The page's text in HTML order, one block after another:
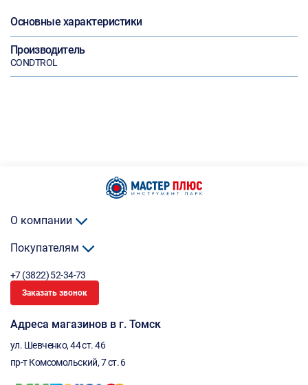
Основные характеристики
Производитель
CONDTROL
О компании
Покупателям
+7 (3822) 52-34-73
Заказать звонок
Адреса магазинов в г. Томск
ул. Шевченко, 44 ст. 46
пр-т Комсомольский, 7 ст. 6